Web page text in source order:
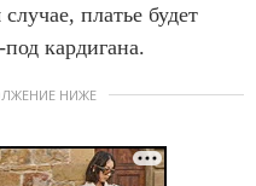
платье будет
кардигана.
НИЖЕ